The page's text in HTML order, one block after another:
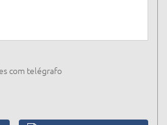
com telégrafo